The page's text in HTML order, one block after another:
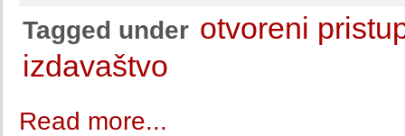
Tagged under otvoreni
izdavaštvo
Read more...